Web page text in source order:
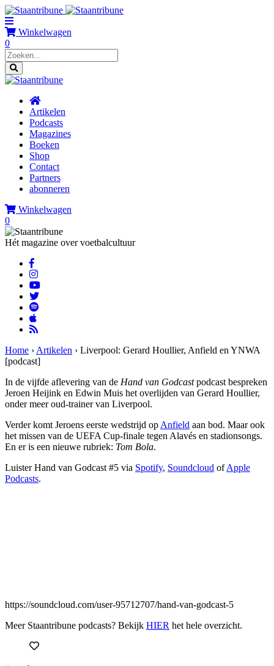
Winkelwagen
0
Artikelen
Podcasts
Magazines
Boeken
Shop
Contact
Partners
abonneren
Winkelwagen
0
Hét magazine over voetbalcultuur
Home › Artikelen › Liverpool: Gerard Houllier, Anfield en YNWA
[podcast]
In de vijfde aflevering van de Hand van Godcastpodcast bespreken
Jeroen Heijink en Edwin Muis het overlijden van Gerard Houllier,
onder meer oud-trainer van Liverpool.
Verder komt Jeroens eerste wedstrijd op Anfield aan bod. Maar ook
het missen van de UEFA Cup-finale tegen Alavés en stadionsongs.
En er is een nieuwe rubriek: Tom Bola.
Luister Hand van Godcast #5 via Spotify, Soundcloud ofApple
Podcasts.
https://soundcloud.com/user-95712707/hand-van-godcast-5
Meer Staantribune podcasts? Bekijk HIER het hele overzicht.